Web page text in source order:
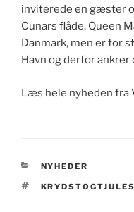
inviterede en gæster
Cunars flåde, Queen
Danmark, men er for
Havn og derfor ankrer
Læs hele nyheden fra
KATEGORIER
NYHEDER
TAGS